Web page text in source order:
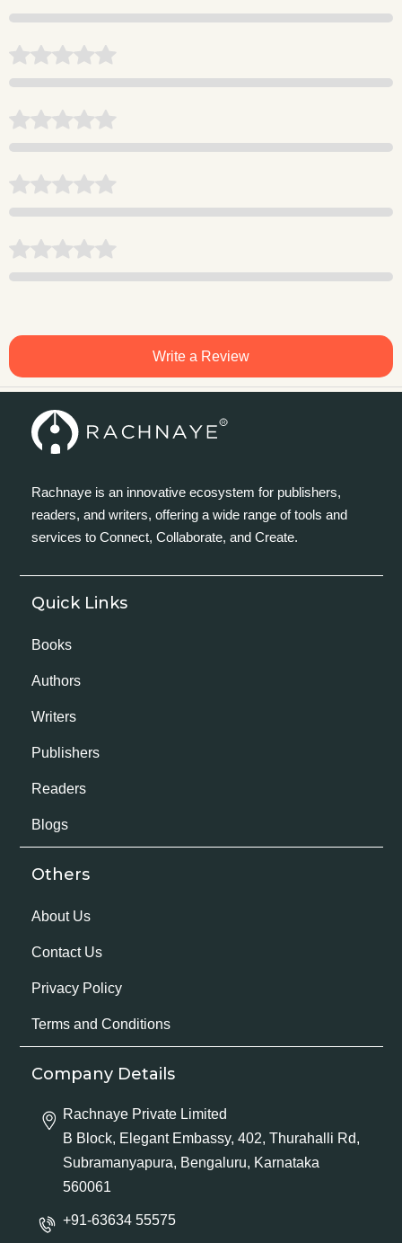
Write a Review
Rachnaye is an innovative ecosystem for publishers,
readers, and writers, offering a wide range of tools and
services to Connect, Collaborate, and Create.
Quick Links
Books
Authors
Writers
Publishers
Readers
Blogs
Others
About Us
Contact Us
Privacy Policy
Terms and Conditions
Company Details
Rachnaye Private Limited
B Block, Elegant Embassy, 402, Thurahalli Rd,
Subramanyapura, Bengaluru, Karnataka
560061
+91-63634 55575